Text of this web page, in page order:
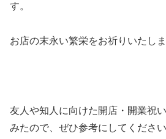
す。
お店の末永い繁栄をお祈りいたしま
友人や知人に向けた開店・開業祝
みたので、ぜひ参考にしてください